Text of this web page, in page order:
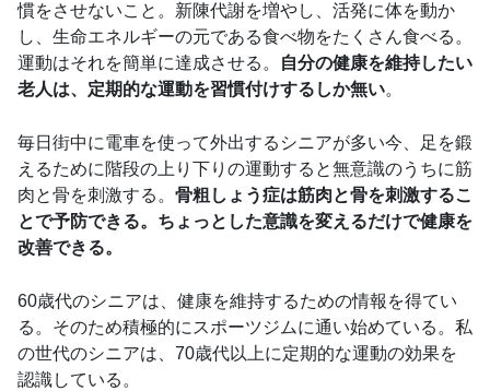
慣をさせないこと。新陳代謝を増やし、活発に体を動か
し、生命エネルギーの元である食べ物をたくさん食べる。
運動はそれを簡単に達成させる。
自分の健康を維持したい
老人は、定期的な運動を習慣付けするしか無い。
毎日街中に電車を使って外出するシニアが多い今、足を鍛
えるために階段の上り下りの運動すると無意識のうちに筋
肉と骨を刺激する。 骨粗しょう症は筋肉と骨を刺激するこ
とで予防できる。ちょっとした意識を変えるだけで健康を
改善できる。
60歳代のシニアは、健康を維持するための情報を得てい
る。そのため積極的にスポーツジムに通い始めている。私
の世代のシニアは、70歳代以上に定期的な運動の効果を
認識している。